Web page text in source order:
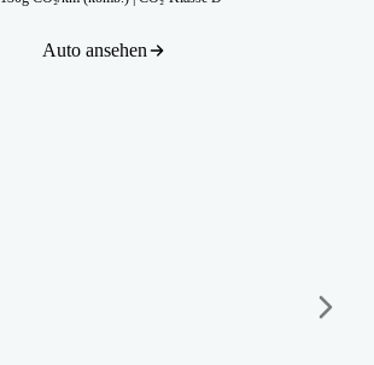
Auto ansehen